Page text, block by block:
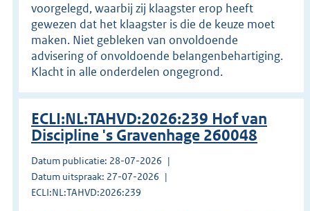
voorgelegd, waarbij zij klaagster erop heeft
gewezen dat het klaagster is die de keuze moet
maken. Niet gebleken van onvoldoende
advisering of onvoldoende belangenbehartiging.
Klacht in alle onderdelen ongegrond.
ECLI:NL:TAHVD:2026:239 Hof van
Discipline 's Gravenhage 260048
Datum publicatie: 28-07-2026
Datum uitspraak: 27-07-2026
ECLI:NL:TAHVD:2026:239